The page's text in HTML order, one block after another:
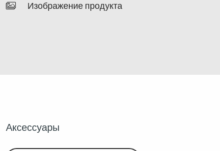
Изображение продукта
Аксессуары